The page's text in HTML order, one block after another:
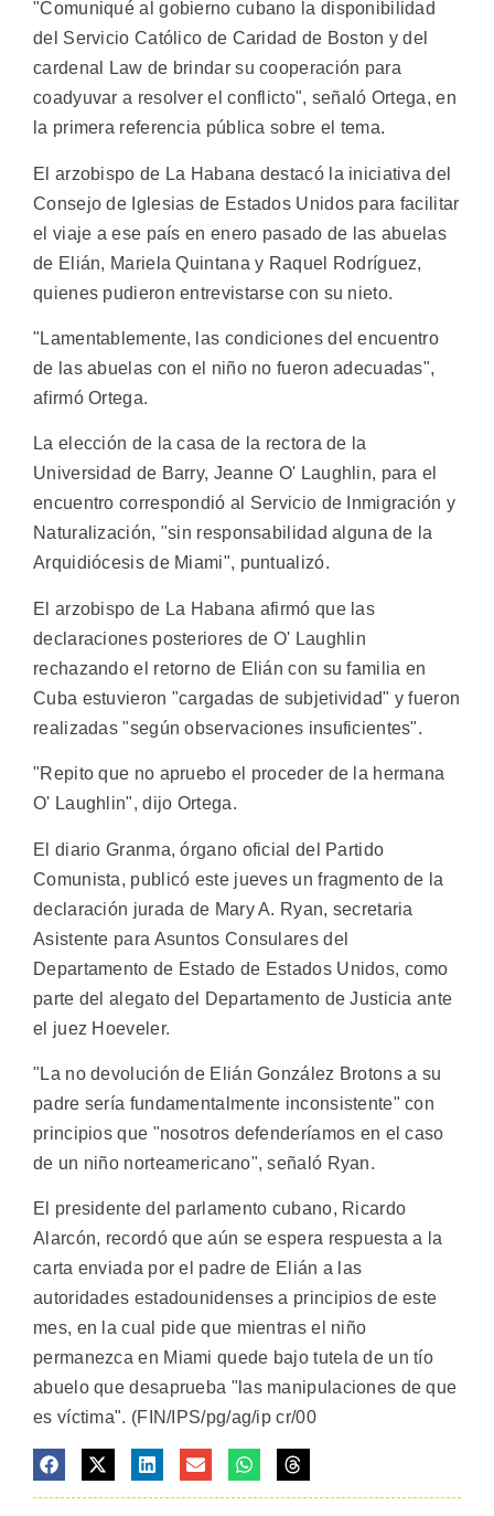
"Comuniqué al gobierno cubano la disponibilidad
del Servicio Católico de Caridad de Boston y del
cardenal Law de brindar su cooperación para
coadyuvar a resolver el conflicto", señaló Ortega, en
la primera referencia pública sobre el tema.
El arzobispo de La Habana destacó la iniciativa del
Consejo de Iglesias de Estados Unidos para facilitar
el viaje a ese país en enero pasado de las abuelas
de Elián, Mariela Quintana y Raquel Rodríguez,
quienes pudieron entrevistarse con su nieto.
"Lamentablemente, las condiciones del encuentro
de las abuelas con el niño no fueron adecuadas",
afirmó Ortega.
La elección de la casa de la rectora de la
Universidad de Barry, Jeanne O' Laughlin, para el
encuentro correspondió al Servicio de Inmigración y
Naturalización, "sin responsabilidad alguna de la
Arquidiócesis de Miami", puntualizó.
El arzobispo de La Habana afirmó que las
declaraciones posteriores de O' Laughlin
rechazando el retorno de Elián con su familia en
Cuba estuvieron "cargadas de subjetividad" y fueron
realizadas "según observaciones insuficientes".
"Repito que no apruebo el proceder de la hermana
O' Laughlin", dijo Ortega.
El diario Granma, órgano oficial del Partido
Comunista, publicó este jueves un fragmento de la
declaración jurada de Mary A. Ryan, secretaria
Asistente para Asuntos Consulares del
Departamento de Estado de Estados Unidos, como
parte del alegato del Departamento de Justicia ante
el juez Hoeveler.
"La no devolución de Elián González Brotons a su
padre sería fundamentalmente inconsistente" con
principios que "nosotros defenderíamos en el caso
de un niño norteamericano", señaló Ryan.
El presidente del parlamento cubano, Ricardo
Alarcón, recordó que aún se espera respuesta a la
carta enviada por el padre de Elián a las
autoridades estadounidenses a principios de este
mes, en la cual pide que mientras el niño
permanezca en Miami quede bajo tutela de un tío
abuelo que desaprueba "las manipulaciones de que
es víctima". (FIN/IPS/pg/ag/ip cr/00